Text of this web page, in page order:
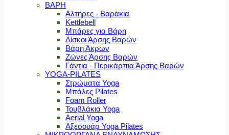
ΒΑΡΗ
Αλτήρες - Βαράκια
Kettlebell
Μπάρες για Βάρη
Δίσκοι Άρσης Βαρών
Βάρη Άκρων
Ζώνες Άρσης Βαρών
Γάντια - Περικάρπια Άρσης Βαρών
YOGA-PILATES
Στρώματα Yoga
Μπάλες Pilates
Foam Roller
Τουβλάκια Yoga
Aerial Yoga
Αξεσουάρ Yoga Pilates